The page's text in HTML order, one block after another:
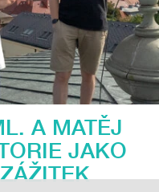
A MATĚJ
JAKO